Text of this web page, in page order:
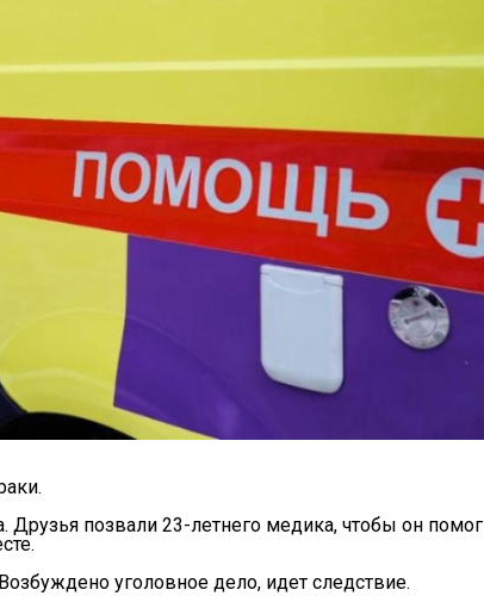
позвали 23-летнего медика, чтобы он помог
уголовное дело, идет следствие.